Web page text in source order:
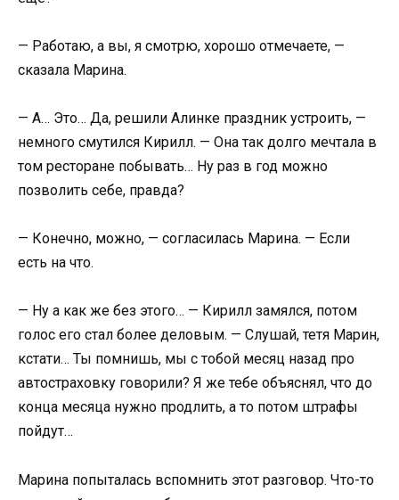
— Работаю, а вы, я смотрю, хорошо отмечаете, —
сказала Марина.
— А… Это… Да, решили Алинке праздник устроить, —
немного смутился Кирилл. — Она так долго мечтала в
том ресторане побывать… Ну раз в год можно
позволить себе, правда?
— Конечно, можно, — согласилась Марина. — Если
есть на что.
— Ну а как же без этого… — Кирилл замялся, потом
голос его стал более деловым. — Слушай, тетя Марин,
кстати… Ты помнишь, мы с тобой месяц назад про
автостраховку говорили? Я же тебе объяснял, что до
конца месяца нужно продлить, а то потом штрафы
пойдут…
Марина попыталась вспомнить этот разговор. Что-то